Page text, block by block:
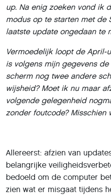
up. Na enig zoeken vond ik
modus op te starten met de
laatste update ongedaan te
Vermoedelijk loopt de April-
is volgens mijn gegevens
scherm nog twee andere
wijsheid? Moet ik nu maar
volgende gelegenheid
zonder foutcode? Misschien
Allereerst: afzien van
belangrijke
bedoeld om de computer
zien wat er misgaat tijdens